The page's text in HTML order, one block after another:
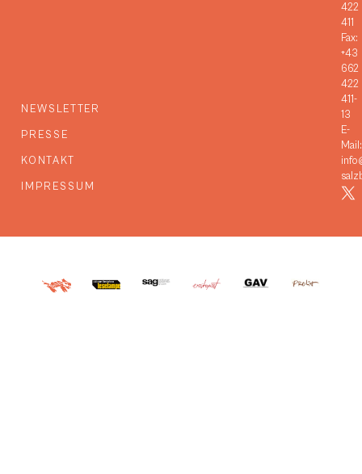
NEWSLETTER
PRESSE
KONTAKT
IMPRESSUM
422
411
Fax:
+43
662
422
411-
13
E-
Mail: